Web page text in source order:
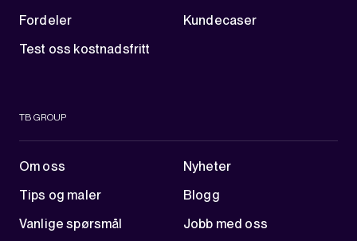
Fordeler
Kundecaser
Test oss kostnadsfritt
TB GROUP
Om oss
Nyheter
Tips og maler
Blogg
Vanlige spørsmål
Jobb med oss